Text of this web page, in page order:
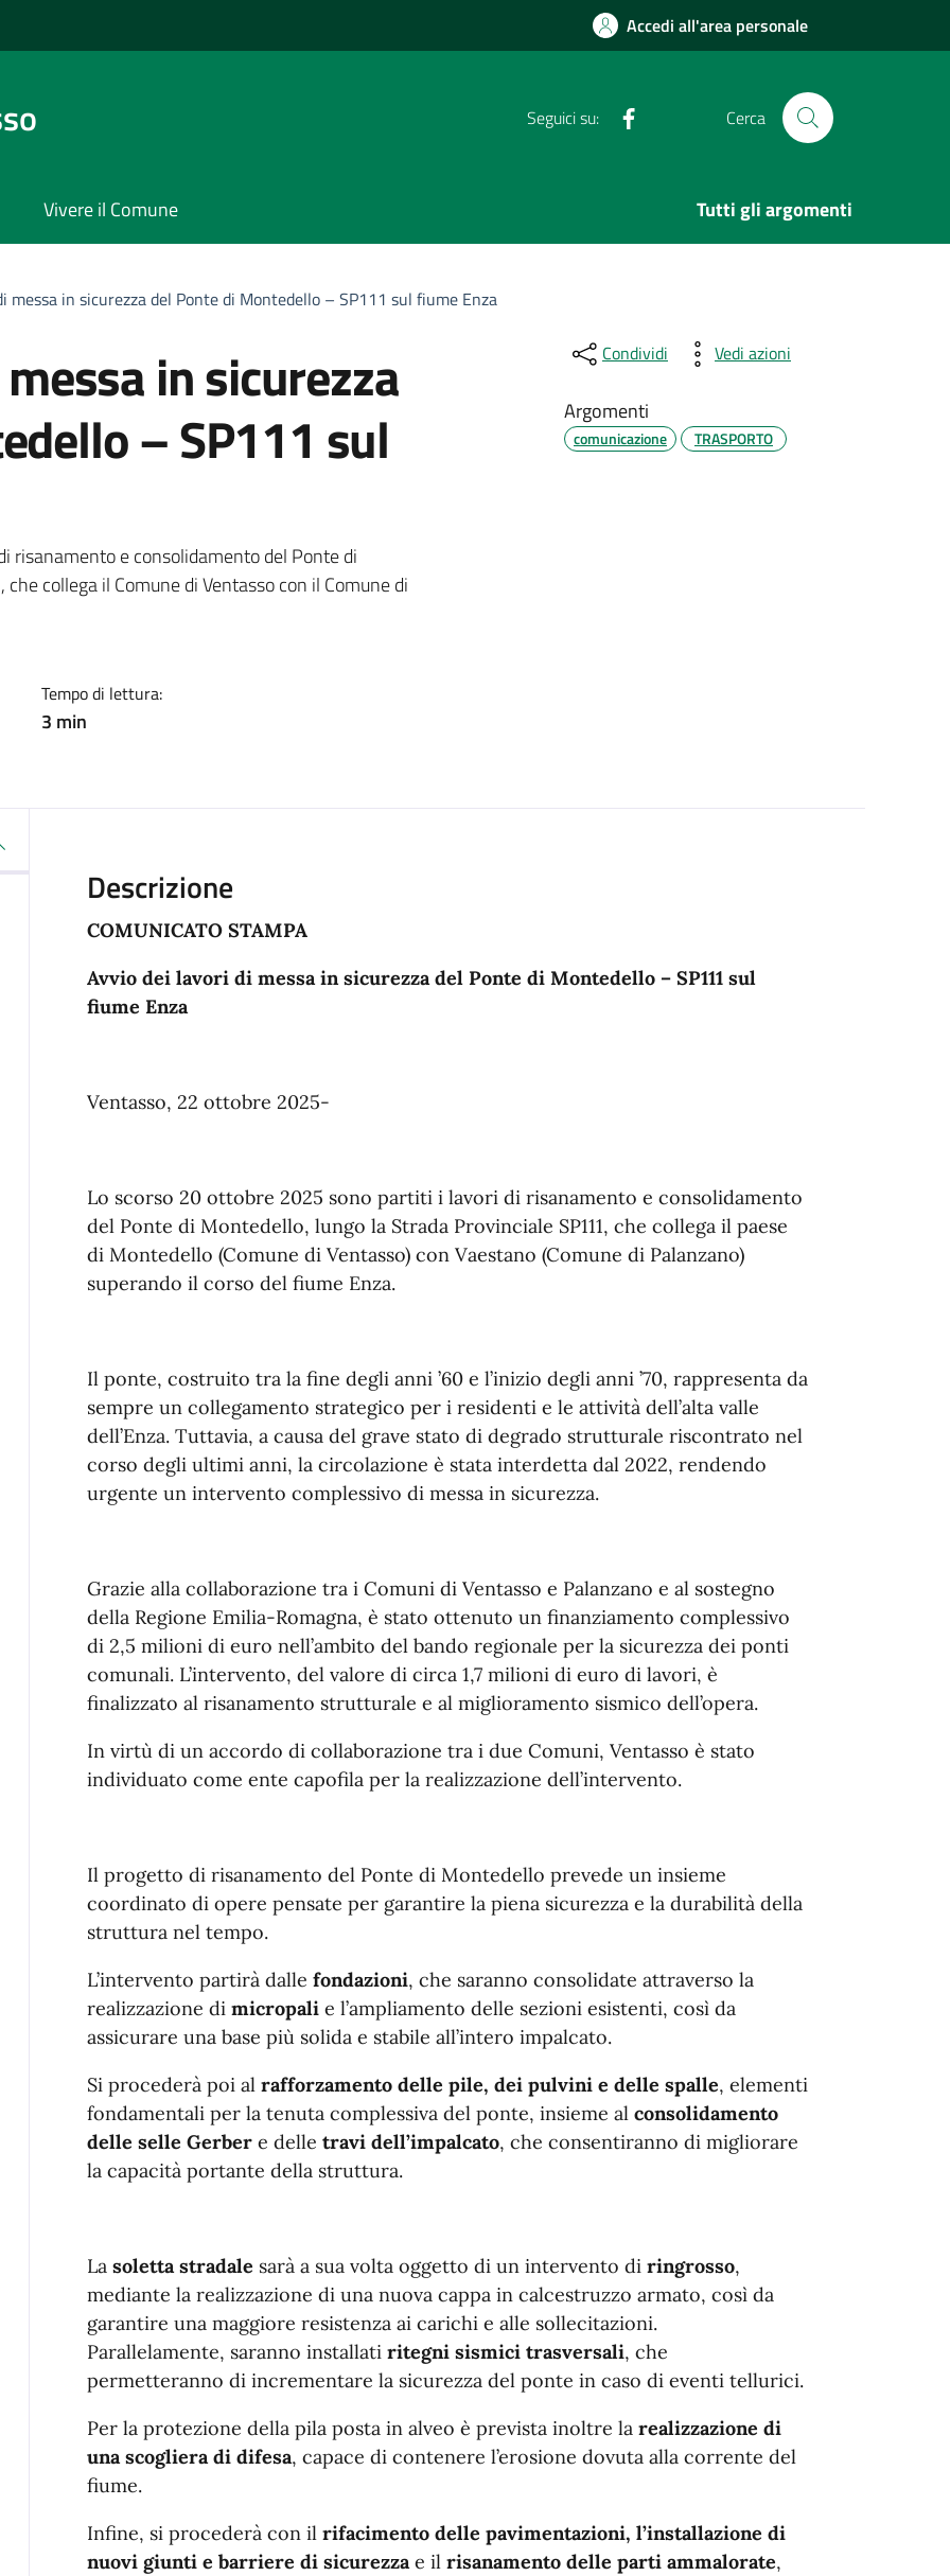
Accedi all'area personale
Seguici su: Cerca
Vivere il Comune Tutti gli argomenti
messa in sicurezza del Ponte di Montedello – SP111 sul fiume Enza
in sicurezza
– SP111 sul
risanamento e consolidamento del Ponte di
collega il Comune di Ventasso con il Comune di
Tempo di lettura:
3 min
Condividi Vedi azioni
Argomenti
comunicazione TRASPORTO
Descrizione
COMUNICATO STAMPA
Avvio dei lavori di messa in sicurezza del Ponte di Montedello – SP111 sul
fiume Enza
Ventasso, 22 ottobre 2025-
Lo scorso 20 ottobre 2025 sono partiti i lavori di risanamento e consolidamento
del Ponte di Montedello, lungo la Strada Provinciale SP111, che collega il paese
di Montedello (Comune di Ventasso) con Vaestano (Comune di Palanzano)
superando il corso del fiume Enza.
Il ponte, costruito tra la fine degli anni ’60 e l’inizio degli anni ’70, rappresenta da
sempre un collegamento strategico per i residenti e le attività dell’alta valle
dell’Enza. Tuttavia, a causa del grave stato di degrado strutturale riscontrato nel
corso degli ultimi anni, la circolazione è stata interdetta dal 2022, rendendo
urgente un intervento complessivo di messa in sicurezza.
Grazie alla collaborazione tra i Comuni di Ventasso e Palanzano e al sostegno
della Regione Emilia-Romagna, è stato ottenuto un finanziamento complessivo
di 2,5 milioni di euro nell’ambito del bando regionale per la sicurezza dei ponti
comunali. L’intervento, del valore di circa 1,7 milioni di euro di lavori, è
finalizzato al risanamento strutturale e al miglioramento sismico dell’opera.
In virtù di un accordo di collaborazione tra i due Comuni, Ventasso è stato
individuato come ente capofila per la realizzazione dell’intervento.
Il progetto di risanamento del Ponte di Montedello prevede un insieme
coordinato di opere pensate per garantire la piena sicurezza e la durabilità della
struttura nel tempo.
L’intervento partirà dalle fondazioni, che saranno consolidate attraverso la
realizzazione di micropalie l’ampliamento delle sezioni esistenti, così da
assicurare una base più solida e stabile all’intero impalcato.
Si procederà poi al rafforzamento delle pile, dei pulvini e delle spalle, elementi
fondamentali per la tenuta complessiva del ponte, insieme al consolidamento
delle selle Gerbere delle travi dell’impalcato, che consentiranno di migliorare
la capacità portante della struttura.
La soletta stradale sarà a sua volta oggetto di un intervento di ringrosso,
mediante la realizzazione di una nuova cappa in calcestruzzo armato, così da
garantire una maggiore resistenza ai carichi e alle sollecitazioni.
Parallelamente, saranno installati ritegni sismici trasversali, che
permetteranno di incrementare la sicurezza del ponte in caso di eventi tellurici.
Per la protezione della pila posta in alveo è prevista inoltre la realizzazione di
una scogliera di difesa, capace di contenere l’erosione dovuta alla corrente del
fiume.
Infine, si procederà con il rifacimento delle pavimentazioni, l’installazione di
nuovi giunti e barriere di sicurezzae il risanamento delle parti ammalorate,